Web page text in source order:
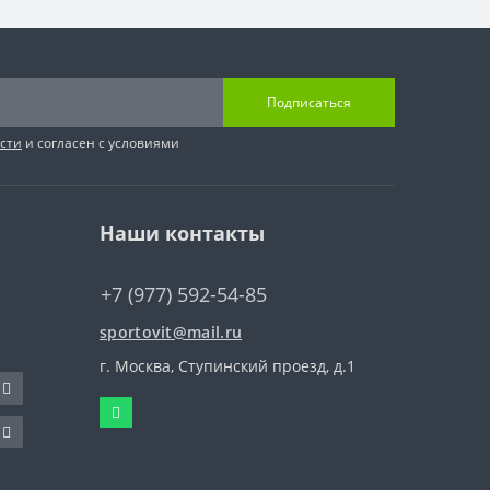
Подписаться
и согласен с условиями
Наши контакты
+7 (977) 592-54-85
sportovit@mail.ru
г. Москва, Ступинский проезд, д.1